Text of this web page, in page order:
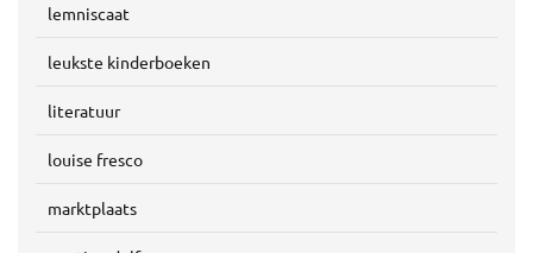
lemniscaat
leukste kinderboeken
literatuur
louise fresco
marktplaats